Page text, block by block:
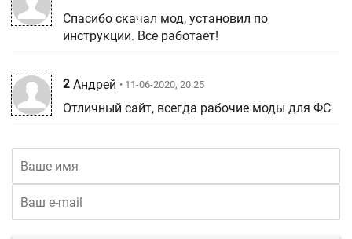
Спасибо скачал мод, установил по
инструкции. Все работает!
2 Андрей • 11-06-2020, 20:25
Отличный сайт, всегда рабочие моды для ФС